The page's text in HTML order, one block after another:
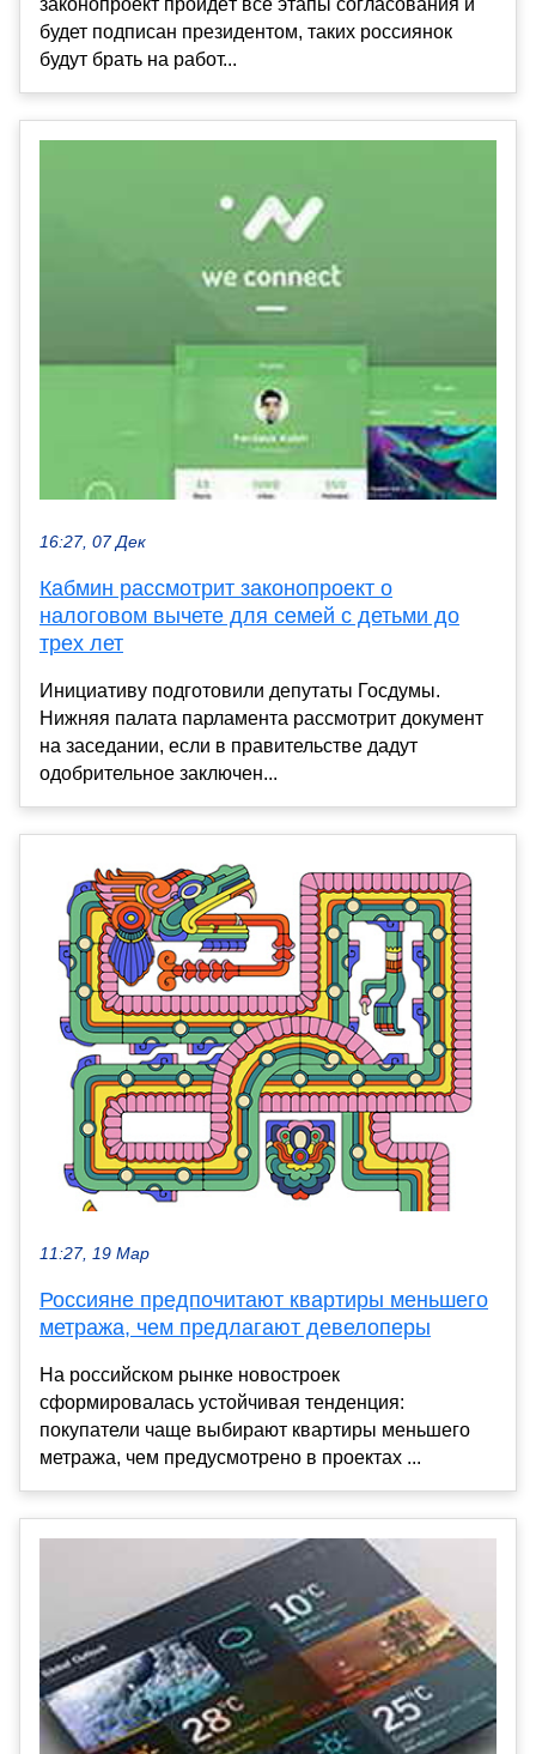
законопроект пройдёт все этапы согласования и
будет подписан президентом, таких россиянок
будут брать на работ...
16:27, 07 Дек
Кабмин рассмотрит законопроект о
налоговом вычете для семей с детьми до
трех лет
Инициативу подготовили депутаты Госдумы.
Нижняя палата парламента рассмотрит документ
на заседании, если в правительстве дадут
одобрительное заключен...
11:27, 19 Мар
Россияне предпочитают квартиры меньшего
метража, чем предлагают девелоперы
На российском рынке новостроек
сформировалась устойчивая тенденция:
покупатели чаще выбирают квартиры меньшего
метража, чем предусмотрено в проектах ...